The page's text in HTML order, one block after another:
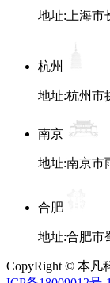
地址:上海市
杭州
地址:杭州市
南京
地址:南京市
合肥
地址:合肥市
CopyRight © 本凡